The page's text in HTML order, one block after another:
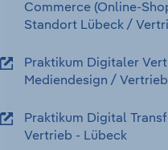
Commerce (Online-
Standort Lübeck /
Praktikum Digitaler
Mediendesign / Vertrieb
Praktikum Digital
Vertrieb - Lübeck